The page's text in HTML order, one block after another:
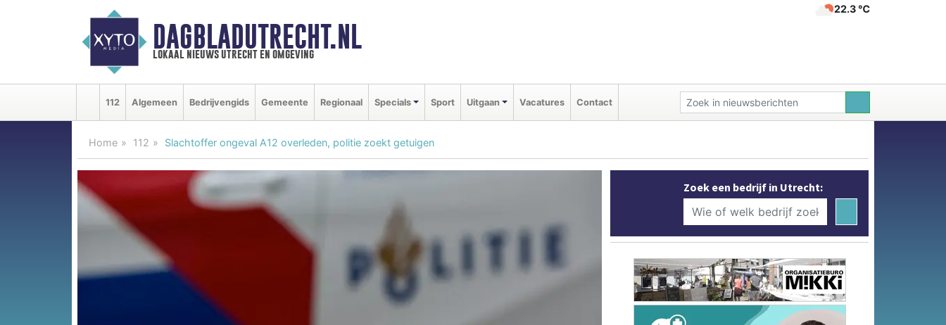
DAGBLADUTRECHT.NL
lokaal nieuws utrecht en omgeving
22.3 ℃
112 Algemeen Bedrijvengids Gemeente Regionaal Specials Sport Uitgaan Vacatures Contact
Home 112 Slachtoffer ongeval A12 overleden, politie zoekt getuigen
Zoek een bedrijf in Utrecht: